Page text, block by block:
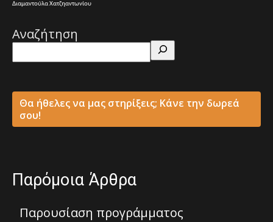
Διαμαντούλα Χατζηαντωνίου
Αναζήτηση
Θα ήθελες να μας στηρίξεις; Κάνε την δωρεά
σου!
Παρόμοια Άρθρα
Παρουσίαση προγράμματος